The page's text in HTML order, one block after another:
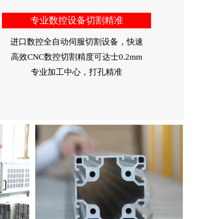
专业数控设备切割精准
进口数控全自动伺服切割设备，快速
高效CNC数控切割精度可达士0.2mm
专业加工中心，打孔精准